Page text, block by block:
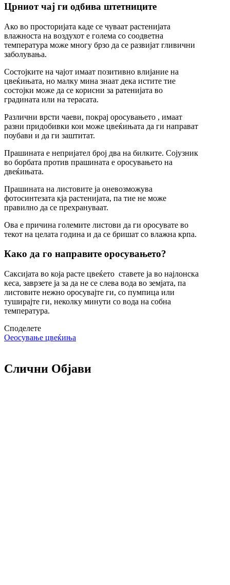
Црниот чај ги одбива штетниците
Ако во просторијата каде се чуваат растенијата
влажноста на воздухот е голема со соодветна
температура може многу брзо да се развијат гливични
заболувања.
Состојките на чајот имаат позитивно влијание на
цвеќињата, но малку мина знаат дека истите тие
состојки може да се корисни за ратенијата во
градината или на терасата.
Различни врсти чаеви, покрај оросувањето , имаат
разни придобивки кои може цвеќињата да ги направат
поубави и да ги заштитат.
Прашината е непријател број два на билките. Сојузник
во борбата против прашината е оросувањето на
двеќињата.
Прашината на листовите ја оневозможува
фотосинтезата кја растенијата, па тие не може
правилно да се прехрануваат.
Ова е причина големите листови да ги оросувате во
текот на целата година и да се бришат со влажна крпа.
Како да го направите оросувањето?
Саксијата во која расте цвеќето ставете ја во најлонска
кеса, заврзете ја за да не се слева вода во земјата, па
листовите нежно оросувајте ги, со пумпица или
туширајте ги, неколку минути со вода на собна
температура.
Споделете
Оеосување цвеќиња
Слични Објави